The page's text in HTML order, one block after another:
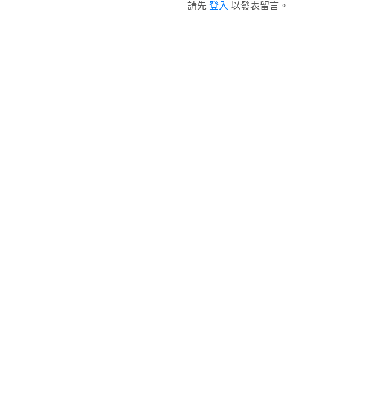
請先 登入 以發表留言。